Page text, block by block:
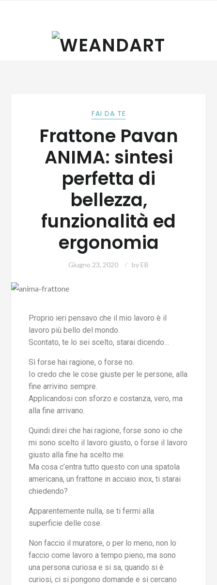
FAI DA TE
Frattone Pavan
ANIMA: sintesi
perfetta di
bellezza,
funzionalità ed
ergonomia
Giugno 23, 2020 by EB
Proprio ieri pensavo che il mio lavoro è il
lavoro più bello del mondo.
Scontato, te lo sei scelto, starai dicendo…
Sì forse hai ragione, o forse no.
Io credo che le cose giuste per le persone, alla
fine arrivino sempre.
Applicandosi con sforzo e costanza, vero, ma
alla fine arrivano.
Quindi direi che hai ragione, forse sono io che
mi sono scelto il lavoro giusto, o forse il lavoro
giusto alla fine ha scelto me.
Ma cosa c’entra tutto questo con una spatola
americana, un frattone in acciaio inox, ti starai
chiedendo?
Apparentemente nulla, se ti fermi alla
superficie delle cose.
Non faccio il muratore, o per lo meno, non lo
faccio come lavoro a tempo pieno, ma sono
una persona curiosa e si sa, quando si è
curiosi, ci si pongono domande e si cercano